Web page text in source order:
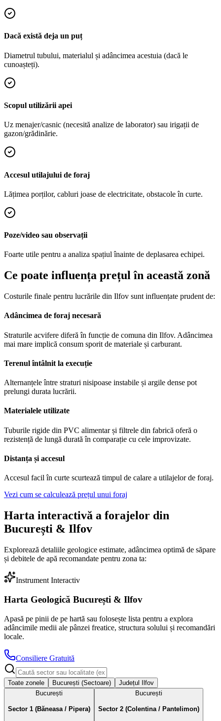
Dacă există deja un puț
Diametrul tubului, materialul și adâncimea acestuia (dacă le
cunoașteți).
Scopul utilizării apei
Uz menajer/casnic (necesită analize de laborator) sau irigații de
gazon/grădinărie.
Accesul utilajului de foraj
Lățimea porților, cabluri joase de electricitate, obstacole în curte.
Poze/video sau observații
Foarte utile pentru a analiza spațiul înainte de deplasarea echipei.
Ce poate influența prețul în această zonă
Costurile finale pentru lucrările din Ilfov sunt influențate prudent de:
Adâncimea de foraj necesară
Straturile acvifere diferă în funcție de comuna din Ilfov. Adâncimea
mai mare implică consum sporit de materiale și carburant.
Terenul întâlnit la execuție
Alternanțele între straturi nisipoase instabile și argile dense pot
prelungi durata lucrării.
Materialele utilizate
Tuburile rigide din PVC alimentar și filtrele din fabrică oferă o
rezistență de lungă durată în comparație cu cele improvizate.
Distanța și accesul
Accesul facil în curte scurtează timpul de calare a utilajelor de foraj.
Vezi cum se calculează prețul unui foraj
Harta interactivă a forajelor din
București & Ilfov
Explorează detaliile geologice estimate, adâncimea optimă de săpare
și debitele de apă recomandate pentru zona ta:
Instrument Interactiv
Harta Geologică București & Ilfov
Apasă pe pinii de pe hartă sau folosește lista pentru a explora
adâncimile medii ale pânzei freatice, structura solului și recomandări
locale.
Consiliere Gratuită
Toate zonele București (Sectoare)
Județul Ilfov
București
Sector 1 (Băneasa / Pipera)
București
Sector 2 (Colentina / Pantelimon)